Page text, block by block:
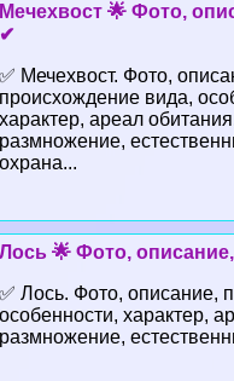
Мечехвост 🌟 Фото,
✔
✅ Мечехвост. Фото,
происхождение вида,
хаpaктер, ареал
размножение,
охрана...
Лось 🌟 Фото,
✅ Лось. Фото, описание,
особенности, хаpaктер,
размножение,